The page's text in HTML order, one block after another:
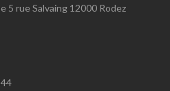
5 rue Salvaing 12000 Rodez